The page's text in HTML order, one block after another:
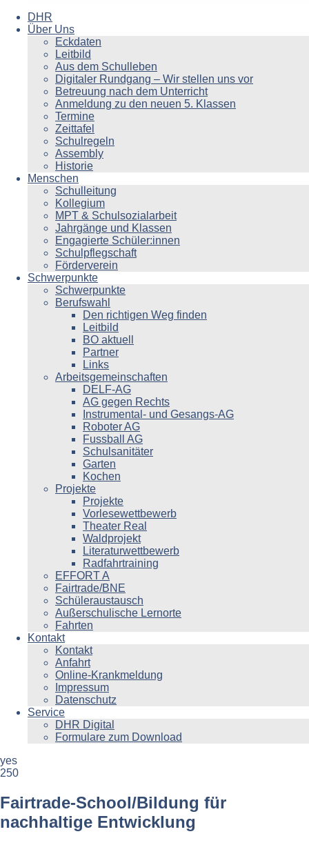
DHR
Über Uns
Eckdaten
Leitbild
Aus dem Schulleben
Digitaler Rundgang – Wir stellen uns vor
Betreuung nach dem Unterricht
Anmeldung zu den neuen 5. Klassen
Termine
Zeittafel
Schulregeln
Assembly
Historie
Menschen
Schulleitung
Kollegium
MPT & Schulsozialarbeit
Jahrgänge und Klassen
Engagierte Schüler:innen
Schulpflegschaft
Förderverein
Schwerpunkte
Schwerpunkte
Berufswahl
Den richtigen Weg finden
Leitbild
BO aktuell
Partner
Links
Arbeitsgemeinschaften
DELF-AG
AG gegen Rechts
Instrumental- und Gesangs-AG
Roboter AG
Fussball AG
Schulsanitäter
Garten
Kochen
Projekte
Projekte
Vorlesewettbewerb
Theater Real
Waldprojekt
Literaturwettbewerb
Radfahrtraining
EFFORT A
Fairtrade/BNE
Schüleraustausch
Außerschulische Lernorte
Fahrten
Kontakt
Kontakt
Anfahrt
Online-Krankmeldung
Impressum
Datenschutz
Service
DHR Digital
Formulare zum Download
yes
250
Fairtrade-School/Bildung für
nachhaltige Entwicklung